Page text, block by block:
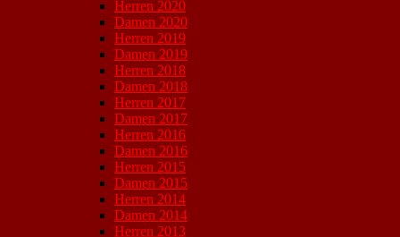
Herren 2020
Damen 2020
Herren 2019
Damen 2019
Herren 2018
Damen 2018
Herren 2017
Damen 2017
Herren 2016
Damen 2016
Herren 2015
Damen 2015
Herren 2014
Damen 2014
Herren 2013